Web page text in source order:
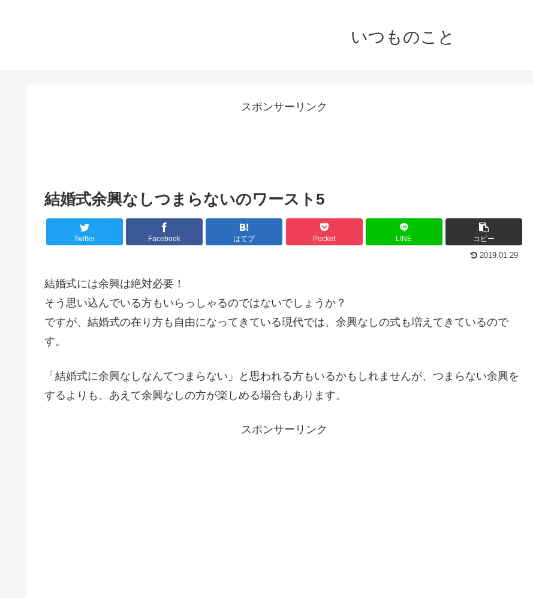
いつものこと
スポンサーリンク
結婚式余興なしつまらないのワースト5
Twitter Facebook はてブ Pocket LINE コピー
2019.01.29
結婚式には余興は絶対必要！
そう思い込んでいる方もいらっしゃるのではないでしょうか？
ですが、結婚式の在り方も自由になってきている現代では、余興なしの式も増えてきているので
す。
「結婚式に余興なしなんてつまらない」と思われる方もいるかもしれませんが、つまらない余興を
するよりも、あえて余興なしの方が楽しめる場合もあります。
スポンサーリンク